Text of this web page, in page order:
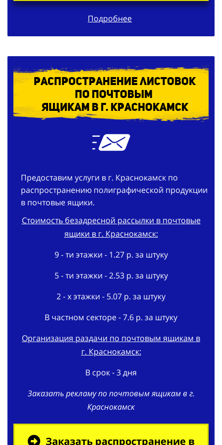
Распространение листовок
попочтовым
ящикам в г. Краснокамск
распространению полиграфической продукции
в почтовые ящики.
Стоимость безадресной рассылки в почтовые
ящики в г. Краснокамск:
9 - ти этажки - 1.27 р. за штуку
5 - ти этажки - 2.53 р. за штуку
2 - х этажки - 5.07 р. за штуку
В частном секторе - 7.6 р. за штуку
Организация раздачи по почтовым ящикам в
В срок - 3 дня
Заказать рекламу по почтовым ящикам в г.
Заказать распространение в
почтовые ящики!